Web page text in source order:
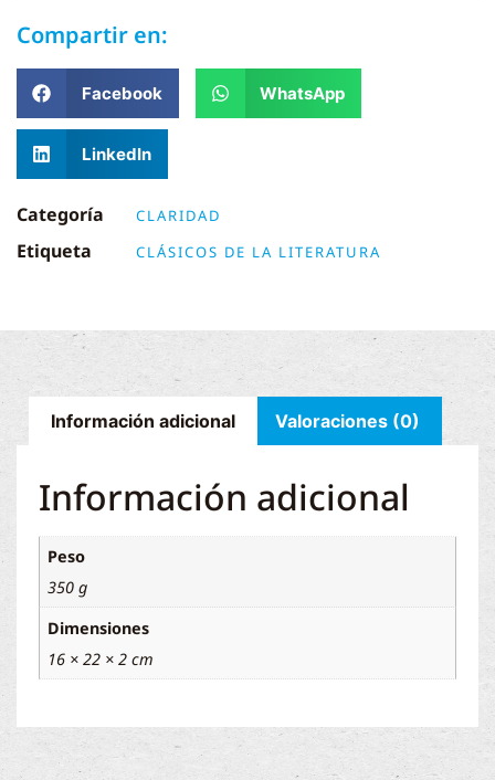
Compartir en:
Facebook WhatsApp
LinkedIn
Categoría CLARIDAD
Etiqueta CLÁSICOS DE LA LITERATURA
Información adicional Valoraciones (0)
Información adicional
Peso
350 g
Dimensiones
16 × 22 × 2 cm